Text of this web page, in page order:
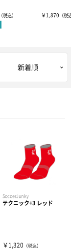
（税込） ￥1,870 （税
新着順
SoccerJunky
テクニック+3 レッド
￥1,320 （税込）